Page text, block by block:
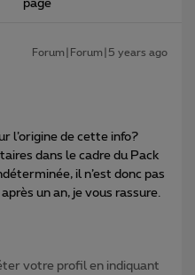
page
Forum|Forum|5 years ago
l’origine de cette info?
dans le cadre du Pack
il n’est donc pas
un an, je vous rassure.
votre profil en indiquant